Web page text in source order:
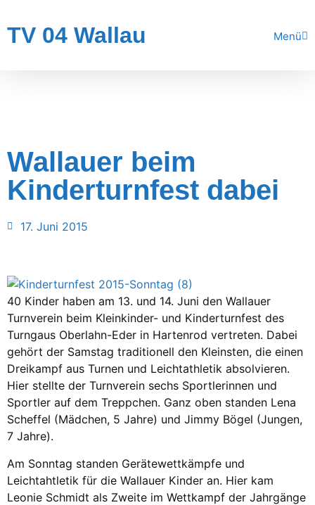
TV 04 Wallau Menü
Wallauer beim
Kinderturnfest dabei
17. Juni 2015
40 Kinder haben am 13. und 14. Juni den Wallauer
Turnverein beim Kleinkinder- und Kinderturnfest des
Turngaus Oberlahn-Eder in Hartenrod vertreten. Dabei
gehört der Samstag traditionell den Kleinsten, die einen
Dreikampf aus Turnen und Leichtathletik absolvieren.
Hier stellte der Turnverein sechs Sportlerinnen und
Sportler auf dem Treppchen. Ganz oben standen Lena
Scheffel (Mädchen, 5 Jahre) und Jimmy Bögel (Jungen,
7 Jahre).
Am Sonntag standen Gerätewettkämpfe und
Leichtahtletik für die Wallauer Kinder an. Hier kam
Leonie Schmidt als Zweite im Wettkampf der Jahrgänge